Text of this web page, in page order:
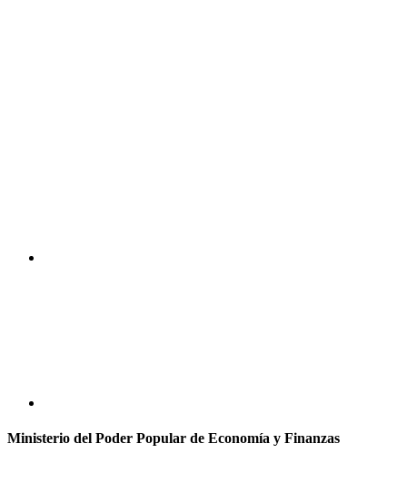
Ministerio del Poder Popular de Economía y Finanzas